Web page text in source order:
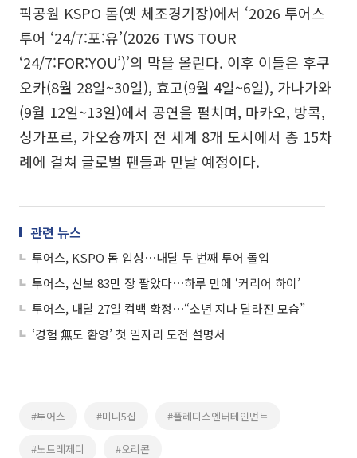
픽공원 KSPO 돔(옛 체조경기장)에서 ‘2026 투어스
투어 ‘24/7:포:유’(2026 TWS TOUR
‘24/7:FOR:YOU’)’의 막을 올린다. 이후 이들은 후쿠
오카(8월 28일~30일), 효고(9월 4일~6일), 가나가와
(9월 12일~13일)에서 공연을 펼치며, 마카오, 방콕,
싱가포르, 가오슝까지 전 세계 8개 도시에서 총 15차
례에 걸쳐 글로벌 팬들과 만날 예정이다.
관련 뉴스
투어스, KSPO 돔 입성⋯내달 두 번째 투어 돌입
투어스, 신보 83만 장 팔았다⋯하루 만에 ‘커리어 하이’
투어스, 내달 27일 컴백 확정⋯“소년 지나 달라진 모습”
‘경험 無도 환영’ 첫 일자리 도전 설명서
#투어스 #미니5집 #플레디스엔터테인먼트
#노트레제디 #오리콘